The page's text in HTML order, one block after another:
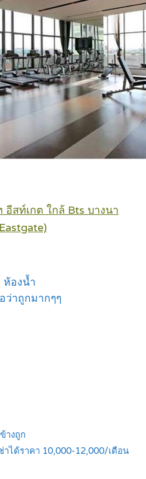
สท์เกต ใกล้ Bts บางนา
ห้องน้ำ
ว่าถูกมากๆๆ
างถูก
าได้ราคา 10,000-12,000/เดือน